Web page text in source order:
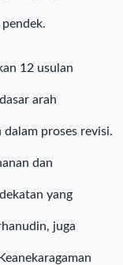
12 usulan
arah
proses revisi.
dan
yang
juga